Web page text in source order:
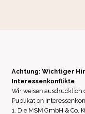
Achtung: Wichtiger
Interessenkonflikte
Wir weisen ausdrücklich
Publikation
1. Die MSM GmbH & Co.